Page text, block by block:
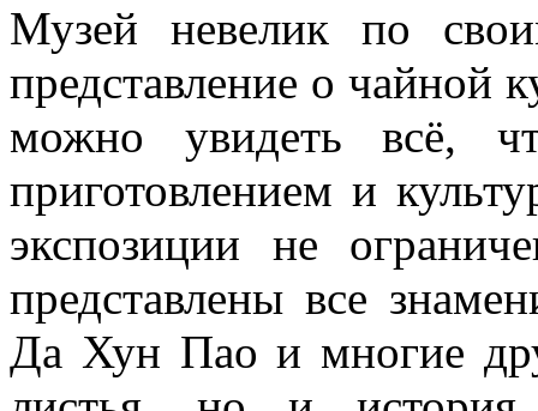
Музей невелик по
представление о чайной
можно увидеть всё,
приготовлением и
экспозиции не
представлены все
Да Хун Пао и многие